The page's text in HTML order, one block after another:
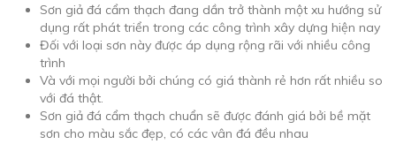
Sơn giả đá cẩm thạch đang dần trở thành một xu hướng sử
dụng rất phát triển trong các công trình xây dựng hiện nay
Đối với loại sơn này được áp dụng rộng rãi với nhiều công
trình
Và với mọi người bởi chúng có giá thành rẻ hơn rất nhiều so
với đá thật.
Sơn giả đá cẩm thạch chuẩn sẽ được đánh giá bởi bề mặt
sơn cho màu sắc đẹp, có các vân đá đều nhau